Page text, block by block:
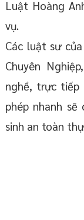
Luật Hoàng
vụ.
Các luật sư
Chuyên
nghề, trực tiếp
phép nhanh
sinh an toàn